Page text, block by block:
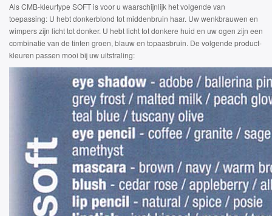
Als CMB-kleurtype SOFT is voor u waarschijnlijk het volgende van
toepassing: U hebt donkerblond tot middenbruin haar. Uw wenkbrauwen en
wimpers zijn licht tot donker. U hebt licht tot donkere huid en uw ogen zijn een
combinatie van de tinten groen, blauw en topaasbruin. De volgende product-
kleuren passen mooi bij uw uitstraling: